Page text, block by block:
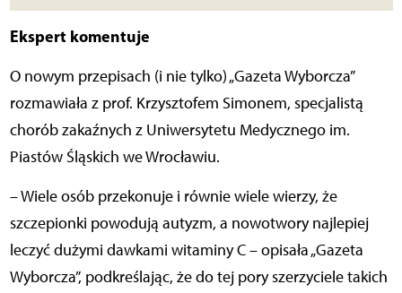
Ekspert komentuje
O nowym przepisach (i nie tylko) „Gazeta Wyborcza”
rozmawiała z prof. Krzysztofem Simonem, specjalistą
chorób zakaźnych z Uniwersytetu Medycznego im.
Piastów Śląskich we Wrocławiu.
– Wiele osób przekonuje i równie wiele wierzy, że
szczepionki powodują autyzm, a nowotwory najlepiej
leczyć dużymi dawkami witaminy C – opisała „Gazeta
Wyborcza”, podkreślając, że do tej pory szerzyciele takich